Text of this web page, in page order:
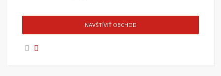
NAVŠTÍVIŤ OBCHOD